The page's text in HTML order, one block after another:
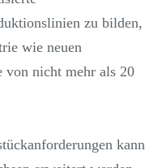
zu bilden,
wie neuen
von nicht mehr als 20
kann